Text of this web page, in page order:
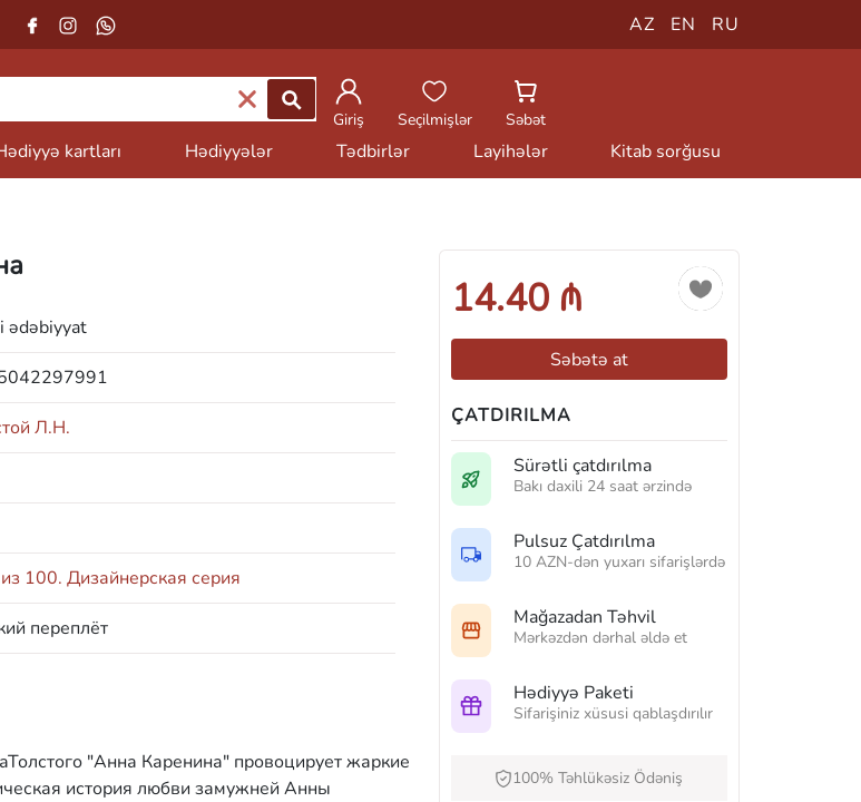
AZ EN RU
Giriş
Seçilmişlər Səbət
kartları Hədiyyələr Tədbirlər Layihələr Kitab sorğusu
ədəbiyyat
Л.Н.
100. Дизайнерская серия
переплёт
"Анна Каренина" провоцирует жаркие
история любви замужней Анны
14.40 ₼
Səbətə at
ÇATDIRILMA
Sürətli çatdırılma
Bakı daxili 24 saat ərzində
Pulsuz Çatdırılma
10 AZN-dən yuxarı sifarişlərdə
Mağazadan Təhvil
Mərkəzdən dərhal əldə et
Hədiyyə Paketi
Sifarişiniz xüsusi qablaşdırılır
100% Təhlükəsiz Ödəniş